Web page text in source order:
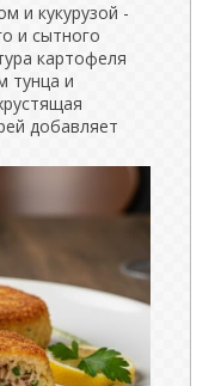
и кукурузой -
и сытного
картофеля
тунца и
добавляет